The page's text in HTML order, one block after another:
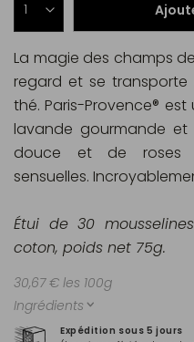
Expédition sous 5 jours
La magie des champs
regard et se
thé. Paris-Provence®
lavande gourmande et
douce et de roses
sensuelles.
Étui de 30
coton, poids net 75g.
30,67 € les 100g
Ingrédients